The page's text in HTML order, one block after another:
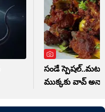
సండే స్పెషల్..మటన్
ముక్కకు వావ్